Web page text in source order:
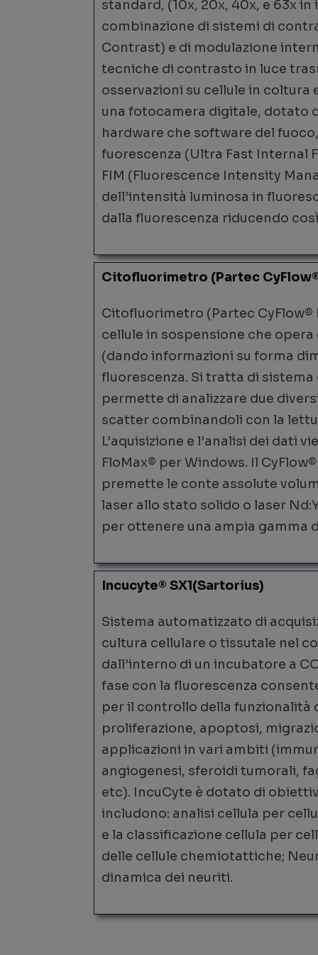
standard, (10x, 20x, 40x, e 63x
combinazione di sistemi di
Contrast) e di modulazione
tecniche di contrasto in luce
osservazioni su cellule in
una fotocamera digitale, dotato
hardware che software del
fuorescenza (Ultra Fast Internal
FIM (Fluorescence Intensity
dell’intensità luminosa in
dalla fluorescenza riducendo
Citofluorimetro (Partec
Citofluorimetro (Partec
cellule in sospensione che
(dando informazioni su forma
fluorescenza. Si tratta di
permette di analizzare due
scatter combinandoli con la
L’aquisizione e l’analisi dei dati
FloMax® per Windows. Il
premette le conte assolute
laser allo stato solido o laser
per ottenere una ampia gamma
Incucyte® SX1(Sartorius)
Sistema automatizzato di
cultura cellulare o tissutale nel
dall’interno di un incubatore a
fase con la fluorescenza
per il controllo della
proliferazione, apoptosi,
applicazioni in vari ambiti
angiogenesi, sferoidi tumorali,
etc). IncuCyte è dotato di
includono: analisi cellula per
e la classificazione cellula per
delle cellule chemiotattiche;
dinamica dei neuriti.